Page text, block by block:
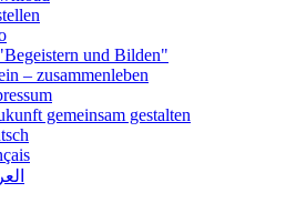
und Bilden"
– zusammenleben
gemeinsam gestalten